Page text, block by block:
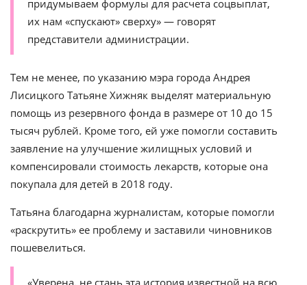
придумываем формулы для расчета соцвыплат,
их нам «спускают» сверху» — говорят
представители администрации.
Тем не менее, по указанию мэра города Андрея
Лисицкого Татьяне Хижняк выделят материальную
помощь из резервного фонда в размере от 10 до 15
тысяч рублей. Кроме того, ей уже помогли составить
заявление на улучшение жилищных условий и
компенсировали стоимость лекарств, которые она
покупала для детей в 2018 году.
Татьяна благодарна журналистам, которые помогли
«раскрутить» ее проблему и заставили чиновников
пошевелиться.
«Уверена, не стань эта история известной на всю